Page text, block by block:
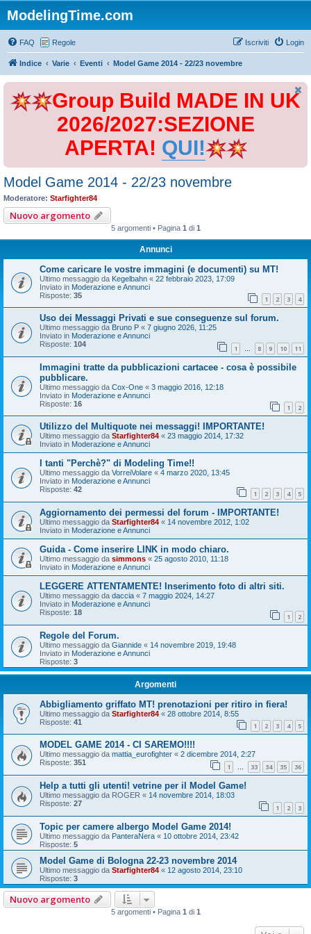
ModelingTime.com
FAQ Regole Login
Iscriviti
Indice Varie Eventi Model Game 2014 - 22/23 novembre
Group Build MADE IN UK
2026/2027:SEZIONE
APERTA! QUI!
Model Game 2014 - 22/23 novembre
Moderatore: Starfighter84
Nuovo argomento
5 argomenti • Pagina 1 di 1
Annunci
Come caricare le vostre immagini (e documenti) su MT!
Ultimo messaggio da Kegelbahn « 22 febbraio 2023, 17:09
Inviato in Moderazione e Annunci
Risposte: 35 1 2 3 4
Uso dei Messaggi Privati e sue conseguenze sul forum.
Ultimo messaggio da Bruno P « 7 giugno 2026, 11:25
Inviato in Moderazione e Annunci
Risposte: 104 1 … 8 9 10 11
Immagini tratte da pubblicazioni cartacee - cosa è possibile
pubblicare.
Ultimo messaggio da Cox-One « 3 maggio 2016, 12:18
Inviato in Moderazione e Annunci
Risposte: 16 1 2
Utilizzo del Multiquote nei messaggi! IMPORTANTE!
Ultimo messaggio da Starfighter84 « 23 maggio 2014, 17:32
Inviato in Moderazione e Annunci
I tanti "Perchè?" di Modeling Time!!
Ultimo messaggio da VorreiVolare « 4 marzo 2020, 13:45
Inviato in Moderazione e Annunci
Risposte: 42 1 2 3 4 5
Aggiornamento dei permessi del forum - IMPORTANTE!
Ultimo messaggio da Starfighter84 « 14 novembre 2012, 1:02
Inviato in Moderazione e Annunci
Guida - Come inserire LINK in modo chiaro.
Ultimo messaggio da simmons « 25 agosto 2010, 11:18
Inviato in Moderazione e Annunci
LEGGERE ATTENTAMENTE! Inserimento foto di altri siti.
Ultimo messaggio da daccia « 7 maggio 2024, 14:27
Inviato in Moderazione e Annunci
Risposte: 18 1 2
Regole del Forum.
Ultimo messaggio da Giannide « 14 novembre 2019, 19:48
Inviato in Moderazione e Annunci
Risposte: 3
Argomenti
Abbigliamento griffato MT! prenotazioni per ritiro in fiera!
Ultimo messaggio da Starfighter84 « 28 ottobre 2014, 8:55
Risposte: 41 1 2 3 4 5
MODEL GAME 2014 - CI SAREMO!!!!
Ultimo messaggio da mattia_eurofighter « 2 dicembre 2014, 2:27
Risposte: 351 1 … 33 34 35 36
Help a tutti gli utenti! vetrine per il Model Game!
Ultimo messaggio da ROGER « 14 novembre 2014, 18:03
Risposte: 27 1 2 3
Topic per camere albergo Model Game 2014!
Ultimo messaggio da PanteraNera « 10 ottobre 2014, 23:42
Risposte: 5
Model Game di Bologna 22-23 novembre 2014
Ultimo messaggio da Starfighter84 « 12 agosto 2014, 23:10
Risposte: 3
Nuovo argomento
5 argomenti • Pagina 1 di 1